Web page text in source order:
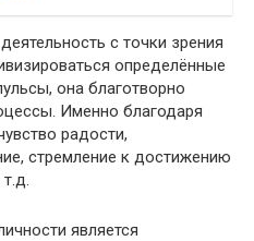
с точки зрения
определённые
она благотворно
Именно благодаря
радости,
стремление к достижению
является